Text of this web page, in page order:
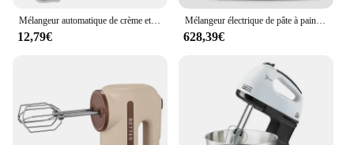
12,79€
Mélangeur électrique de pâte à pain et gâteau, Machine de pétrissage automatique de farine
628,39€